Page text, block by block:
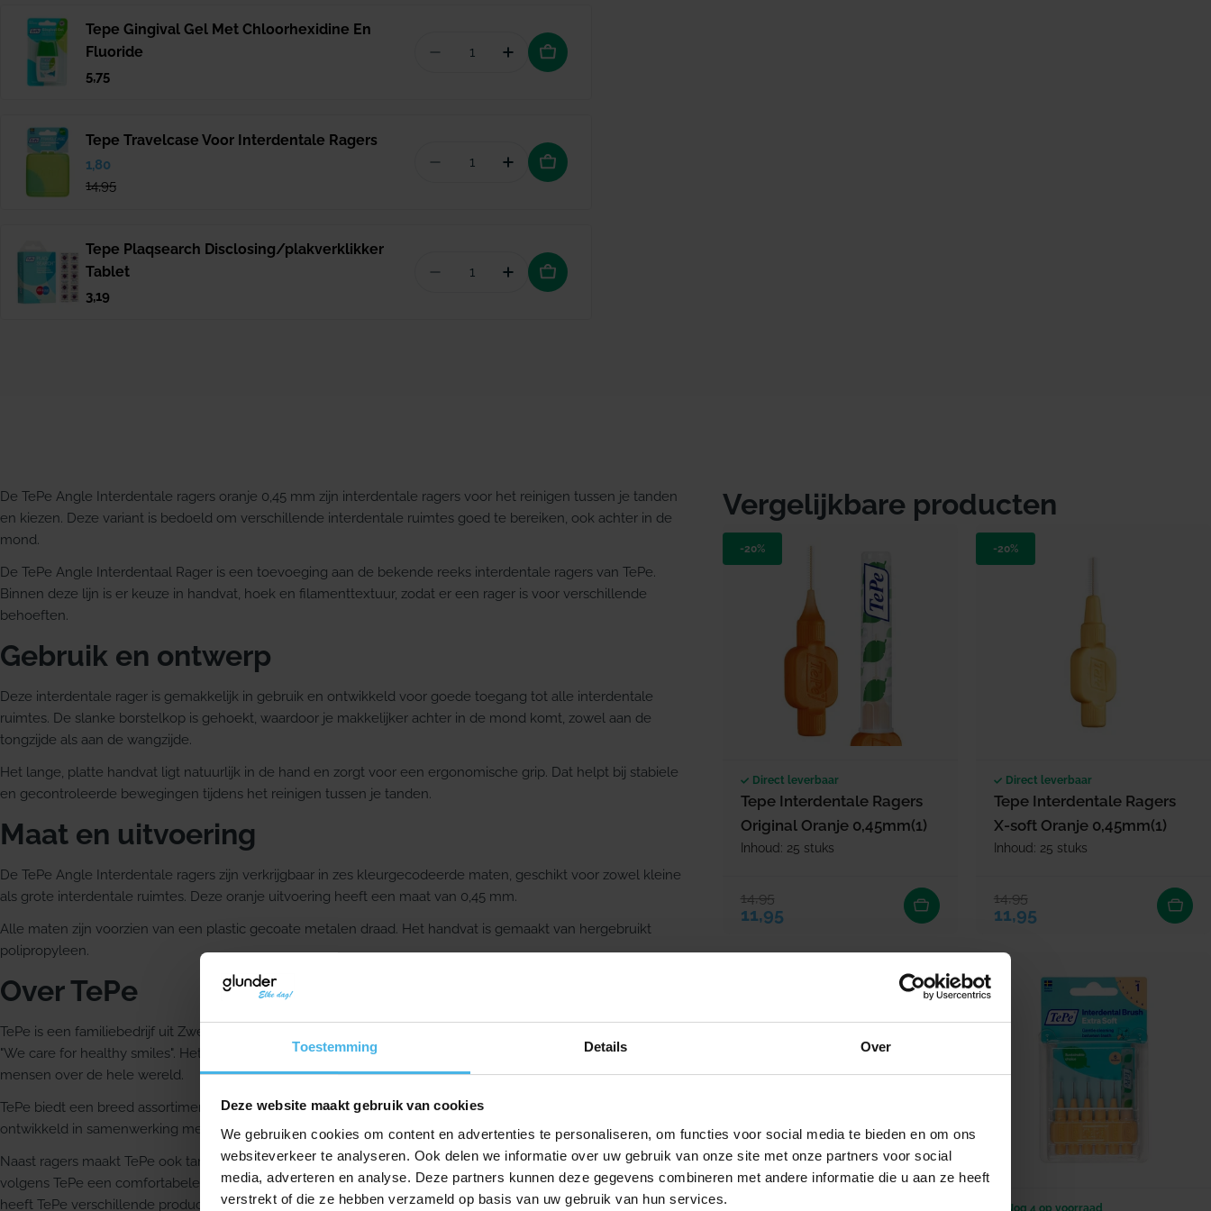
Toestemming Details Over
Deze website maakt gebruik van cookies
We gebruiken cookies om content en advertenties te personaliseren, om functies voor social media te bieden en om ons
websiteverkeer te analyseren. Ook delen we informatie over uw gebruik van onze site met onze partners voor social
media, adverteren en analyse. Deze partners kunnen deze gegevens combineren met andere informatie die u aan ze heeft
verstrekt of die ze hebben verzameld op basis van uw gebruik van hun services.
Tepe Gingival Gel Met Chloorhexidine En
Fluoride
Normale
5,75
Aantal verminderen voor TePe Gingival gel met chloorhexidine en fluoride
Hoeveelheid verhogen voor TePe Gingival gel met chloorhexidine en fluoride
Tepe Travelcase Voor Interdentale Ragers
Verkoopprijs
1,80
Normale
prijs
14,95
Aantal verminderen voor TePe Travelcase voor interdentale ragers
Hoeveelheid verhogen voor TePe Travelcase voor interdentale ragers
Tepe Plaqsearch Disclosing/plakverklikker
Tablet
Normale
3,19
Aantal verminderen voor TePe Plaqsearch disclosing/plakverklikker tablet
Hoeveelheid verhogen voor TePe Plaqsearch disclosing/plakverklikker tablet
De TePe Angle Interdentale ragers oranje 0,45 mm zijn interdentale ragers voor het reinigen tussen je tanden
en kiezen. Deze variant is bedoeld om verschillende interdentale ruimtes goed te bereiken, ook achter in de
mond.
De TePe Angle Interdentaal Rager is een toevoeging aan de bekende reeks interdentale ragers van TePe.
Binnen deze lijn is er keuze in handvat, hoek en filamenttextuur, zodat er een rager is voor verschillende
behoeften.
Gebruik en ontwerp
Deze interdentale rager is gemakkelijk in gebruik en ontwikkeld voor goede toegang tot alle interdentale
ruimtes. De slanke borstelkop is gehoekt, waardoor je makkelijker achter in de mond komt, zowel aan de
tongzijde als aan de wangzijde.
Het lange, platte handvat ligt natuurlijk in de hand en zorgt voor een ergonomische grip. Dat helpt bij stabiele
en gecontroleerde bewegingen tijdens het reinigen tussen je tanden.
Maat en uitvoering
De TePe Angle Interdentale ragers zijn verkrijgbaar in zes kleurgecodeerde maten, geschikt voor zowel kleine
als grote interdentale ruimtes. Deze oranje uitvoering heeft een maat van 0,45 mm.
Alle maten zijn voorzien van een plastic gecoate metalen draad. Het handvat is gemaakt van hergebruikt
polipropyleen.
Over TePe
TePe is een familiebedrijf uit Zweden dat sinds 1965 mondhygiëneproducten produceert. De missie van TePe is
"We care for healthy smiles". Het merk richt zich op producten die bijdragen aan een betere mondhygiëne voor
mensen over de hele wereld.
TePe biedt een breed assortiment voor het gezond houden van mond en tanden. De producten worden
ontwikkeld in samenwerking met tandheelkundige professionals.
Naast ragers maakt TePe ook tandenborstels voor volwassenen en kinderen. Een goede tandenborstel heeft
volgens TePe een comfortabele handgreep, een taps toelopende borstelkop en zachte borstelharen. Ook
heeft TePe verschillende producten voor het reinigen tussen de tanden, zoals ragers, tandenstokers en floss.
Vergelijkbare producten
-20%
Direct leverbaar
Tepe Interdentale Ragers
Original Oranje 0,45mm(1)
Inhoud: 25 stuks
Verkoopprijs
11,95
Normale prijs
14,95
-20%
Direct leverbaar
Tepe Interdentale Ragers
X-soft Oranje 0,45mm(1)
Inhoud: 25 stuks
Verkoopprijs
11,95
Normale prijs
14,95
Nog 4 op voorraad